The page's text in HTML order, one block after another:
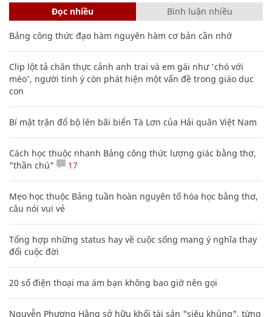
Đọc nhiều Bình luận nhiều
Bảng công thức đạo hàm nguyên hàm cơ bản cần nhớ
Clip lột tả chân thực cảnh anh trai và em gái như 'chó với
mèo', người tinh ý còn phát hiện một vấn đề trong giáo dục
con
Bí mật trận đổ bộ lên bãi biển Tà Lơn của Hải quân Việt Nam
Cách học thuộc nhanh Bảng công thức lượng giác bằng thơ,
"thần chú"
17
Mẹo học thuộc Bảng tuần hoàn nguyên tố hóa học bằng thơ,
câu nói vui vẻ
Tổng hợp những status hay về cuộc sống mang ý nghĩa thay
đổi cuộc đời
20 số điện thoại ma ám bạn không bao giờ nên gọi
Nguyễn Phương Hằng sở hữu khối tài sản "siêu khủng", từng